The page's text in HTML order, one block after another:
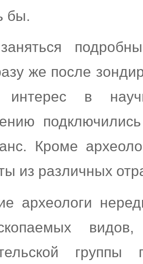
бы.
же после
интерес в
Кроме
из различных
археологи